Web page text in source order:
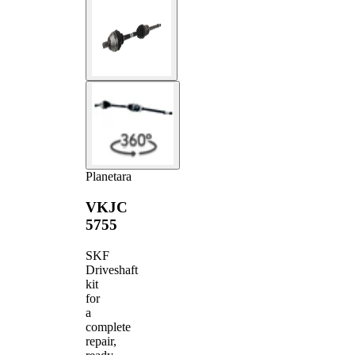
Planetara
VKJC
5755
SKF
Driveshaft
kit
for
a
complete
repair,